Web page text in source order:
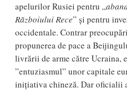
apelurilor Rusiei pentru „
Războiului Rece” și pentru
occidentale. Contrar
propunerea de pace a
livrării de arme către Ucraina,
”entuziasmul” unor capitale
inițiativa chineză. Dar oficialii